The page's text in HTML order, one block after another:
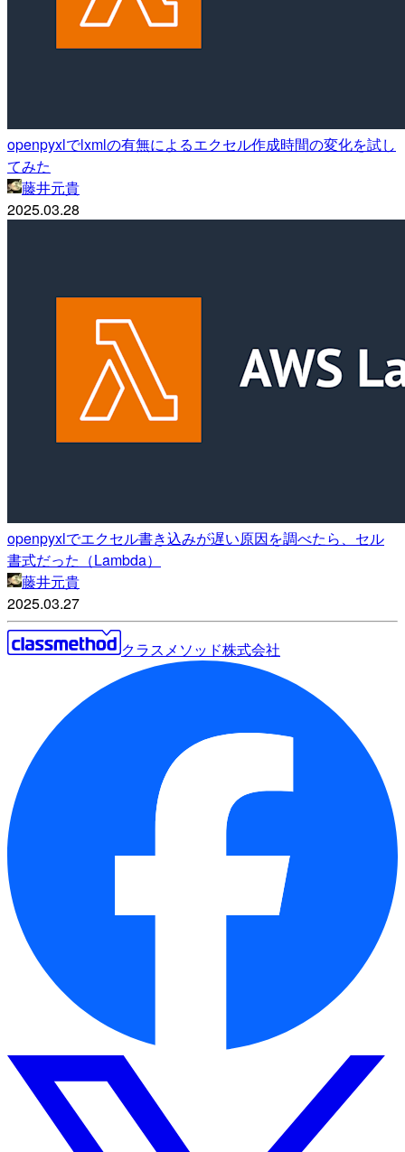
openpyxlでlxmlの有無によるエクセル作成時間の変化を試し
てみた
藤井元貴
2025.03.28
openpyxlでエクセル書き込みが遅い原因を調べたら、セル
書式だった（Lambda）
藤井元貴
2025.03.27
クラスメソッド株式会社